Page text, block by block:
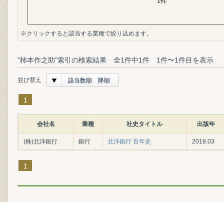
※クリックすると該当する業種で絞り込めます。
"柿本作之助"索引の検索結果 全1件中1件 1件〜1件目を表示
並び替え 該当数順 降順
1
会社名 業種 社史タイトル 出版年
(株)北洋銀行 銀行 北洋銀行 百年史 2018.03
1